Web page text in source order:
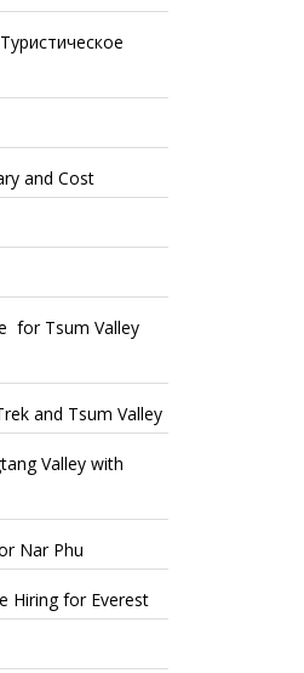
and Cost
for Tsum Valley
and Tsum Valley
Valley with
Nar Phu
Hiring for Everest